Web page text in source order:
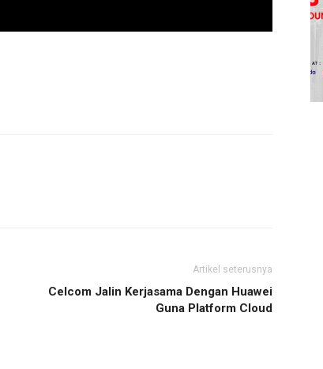
Artikel seterusnya
Celcom Jalin Kerjasama Dengan Huawei
Guna Platform Cloud